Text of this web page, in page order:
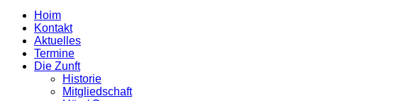
Hoim
Kontakt
Aktuelles
Termine
Die Zunft
Historie
Mitgliedschaft